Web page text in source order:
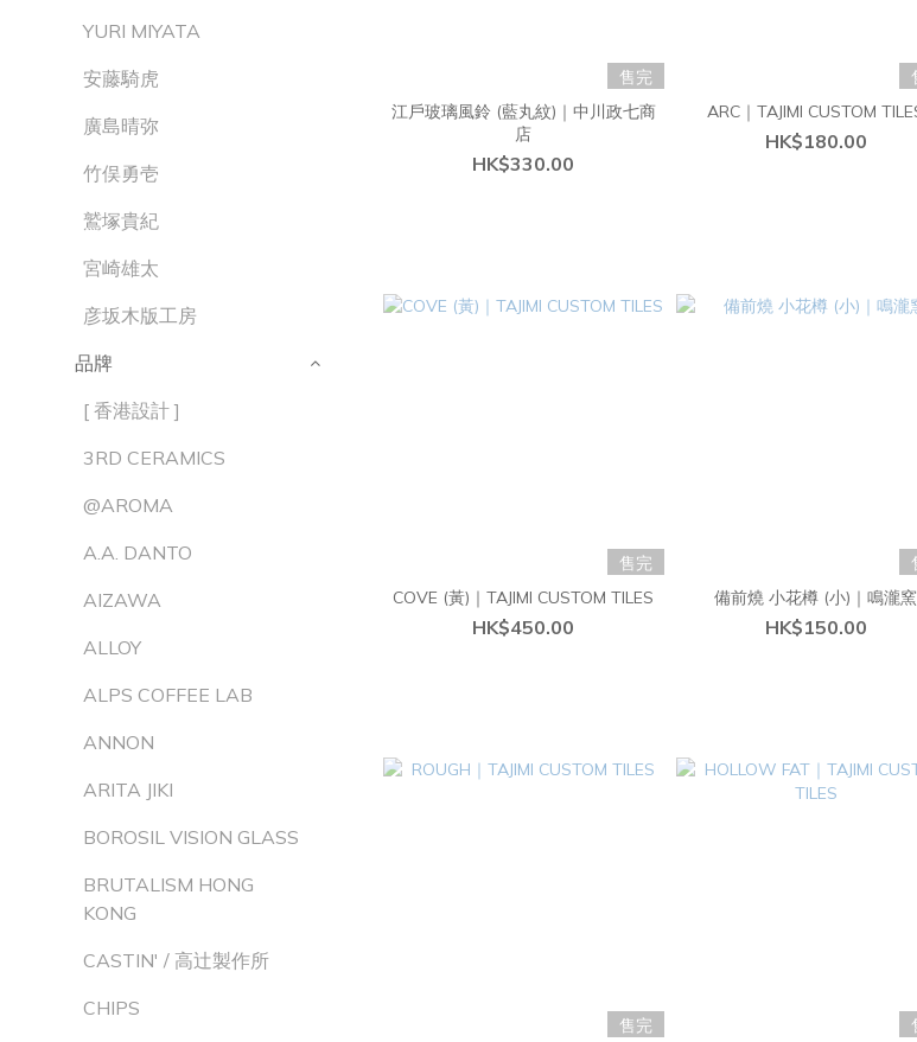
YURI MIYATA
安藤騎虎
廣島晴弥
竹俣勇壱
鷲塚貴紀
宮崎雄太
彦坂木版工房
品牌
[ 香港設計 ]
3RD CERAMICS
@AROMA
A.A. DANTO
AIZAWA
ALLOY
ALPS COFFEE LAB
ANNON
ARITA JIKI
BOROSIL VISION GLASS
BRUTALISM HONG
KONG
CASTIN' / 高辻製作所
CHIPS
售完
江戶玻璃風鈴 (藍丸紋)｜中川政七商
店
HK$330.00
ARC｜TAJIMI CUSTOM
HK$180.00
售完
COVE (黃)｜TAJIMI CUSTOM TILES
HK$450.00
備前燒 小花樽 (小)｜鳴瀧窯
HK$150.00
售完